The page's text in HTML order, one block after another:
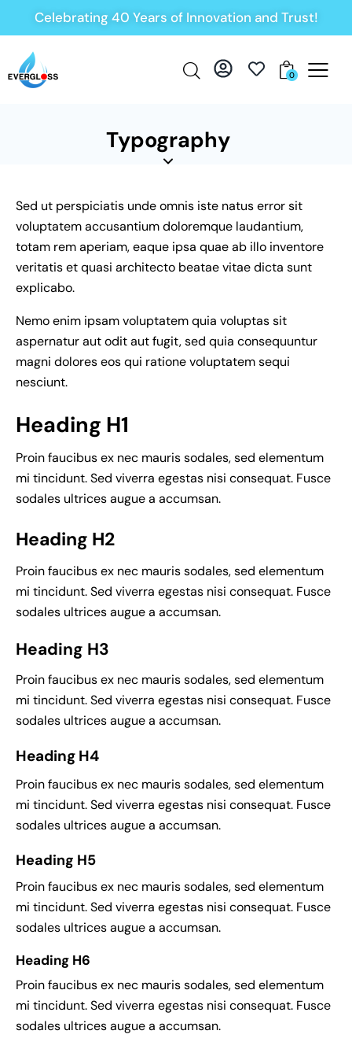
Celebrating 40 Years of Innovation and Trust!
0
Typography
Sed ut perspiciatis unde omnis iste natus error sit
voluptatem accusantium doloremque laudantium,
totam rem aperiam, eaque ipsa quae ab illo inventore
veritatis et quasi architecto beatae vitae dicta sunt
explicabo.
Nemo enim ipsam voluptatem quia voluptas sit
aspernatur aut odit aut fugit, sed quia consequuntur
magni dolores eos qui ratione voluptatem sequi
nesciunt.
Heading H1
Proin faucibus ex nec mauris sodales, sed elementum
mi tincidunt. Sed viverra egestas nisi consequat. Fusce
sodales ultrices augue a accumsan.
Heading H2
Proin faucibus ex nec mauris sodales, sed elementum
mi tincidunt. Sed viverra egestas nisi consequat. Fusce
sodales ultrices augue a accumsan.
Heading H3
Proin faucibus ex nec mauris sodales, sed elementum
mi tincidunt. Sed viverra egestas nisi consequat. Fusce
sodales ultrices augue a accumsan.
Heading H4
Proin faucibus ex nec mauris sodales, sed elementum
mi tincidunt. Sed viverra egestas nisi consequat. Fusce
sodales ultrices augue a accumsan.
Heading H5
Proin faucibus ex nec mauris sodales, sed elementum
mi tincidunt. Sed viverra egestas nisi consequat. Fusce
sodales ultrices augue a accumsan.
Heading H6
Proin faucibus ex nec mauris sodales, sed elementum
mi tincidunt. Sed viverra egestas nisi consequat. Fusce
sodales ultrices augue a accumsan.